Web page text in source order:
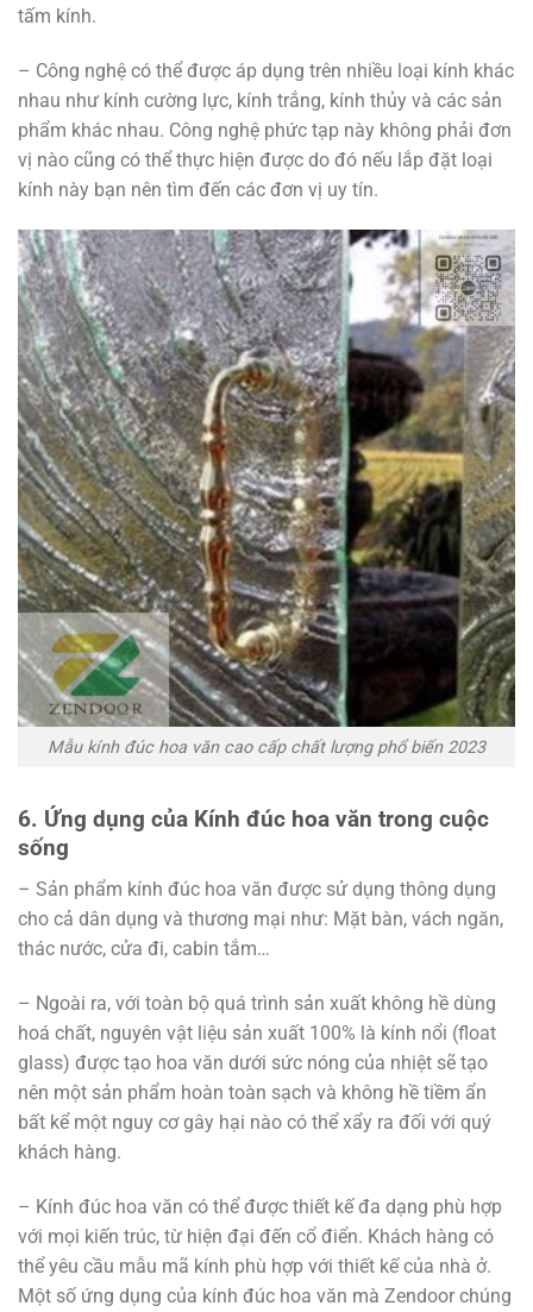
tấm kính.
– Công nghệ có thể được áp dụng trên nhiều loại kính khác
nhau như kính cường lực, kính trắng, kính thủy và các sản
phẩm khác nhau. Công nghệ phức tạp này không phải đơn
vị nào cũng có thể thực hiện được do đó nếu lắp đặt loại
kính này bạn nên tìm đến các đơn vị uy tín.
Mẫu kính đúc hoa văn cao cấp chất lượng phổ biến 2023
6. Ứng dụng của Kính đúc hoa văn trong cuộc
sống
– Sản phẩm kính đúc hoa văn được sử dụng thông dụng
cho cả dân dụng và thương mại như: Mặt bàn, vách ngăn,
thác nước, cửa đi, cabin tắm…
– Ngoài ra, với toàn bộ quá trình sản xuất không hề dùng
hoá chất, nguyên vật liệu sản xuất 100% là kính nổi (float
glass) được tạo hoa văn dưới sức nóng của nhiệt sẽ tạo
nên một sản phẩm hoàn toàn sạch và không hề tiềm ẩn
bất kể một nguy cơ gây hại nào có thể xẩy ra đối với quý
khách hàng.
– Kính đúc hoa văn có thể được thiết kế đa dạng phù hợp
với mọi kiến trúc, từ hiện đại đến cổ điển. Khách hàng có
thể yêu cầu mẫu mã kính phù hợp với thiết kế của nhà ở.
Một số ứng dụng của kính đúc hoa văn mà Zendoor chúng